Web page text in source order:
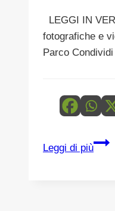
LEGGI IN
fotografiche e
Parco Condividi
Leggi di più